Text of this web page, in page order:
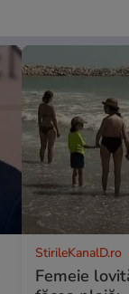
StirileKanalD.ro
Femeie